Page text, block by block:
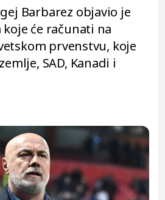
Barbarez objavio je
će računati na
prvenstvu, koje
SAD, Kanadi i